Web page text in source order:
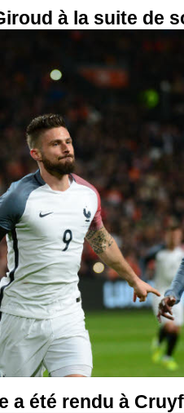
à la suite de
a été rendu à